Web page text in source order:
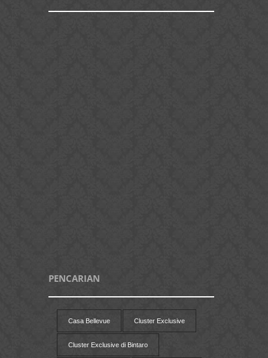
PENCARIAN
Casa Bellevue Cluster Exclusive
Cluster Exclusive di Bintaro